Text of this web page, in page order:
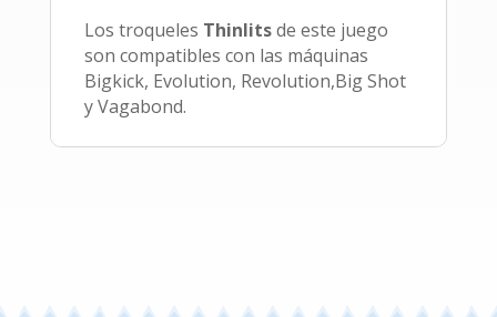
Los troqueles Thinlitsde este juego
son compatibles con las máquinas
Bigkick, Evolution, Revolution,Big Shot
y Vagabond.